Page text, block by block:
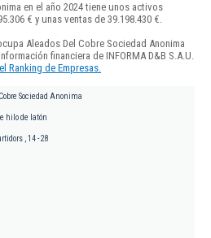
en el año 2024 tiene unos activos
€ y unas ventas de 39.198.430 €.
Aleados Del Cobre Sociedad Anonima
financiera de INFORMA D&B S.A.U.
Ranking de Empresas.
Sociedad Anonima
hilo de latón
, 14 - 28